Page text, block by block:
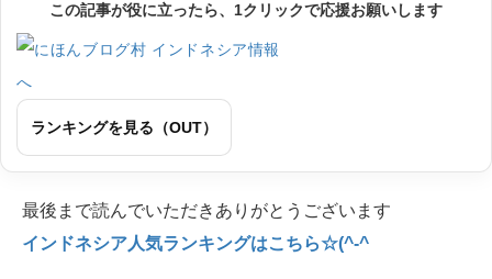
この記事が役に立ったら、1クリックで応援お願いします
ランキングを見る（OUT）
最後まで読んでいただきありがとうございます
インドネシア人気ランキングはこちら☆(^-^